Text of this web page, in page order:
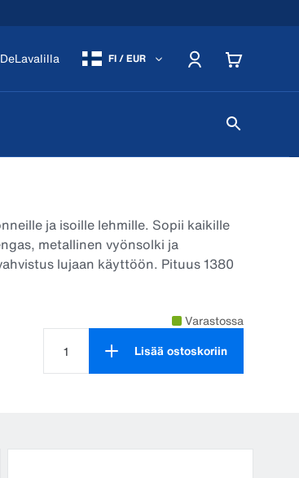
FI / EUR
ja isoille lehmille. Sopii kaikille
metallinen vyönsolki ja
lujaan käyttöön. Pituus 1380
Varastossa
Lisää ostoskoriin